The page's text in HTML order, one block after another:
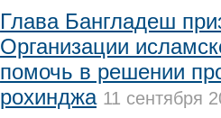
Глава Бангладеш
Организации
помочь в решении
рохинджа 11 сентября